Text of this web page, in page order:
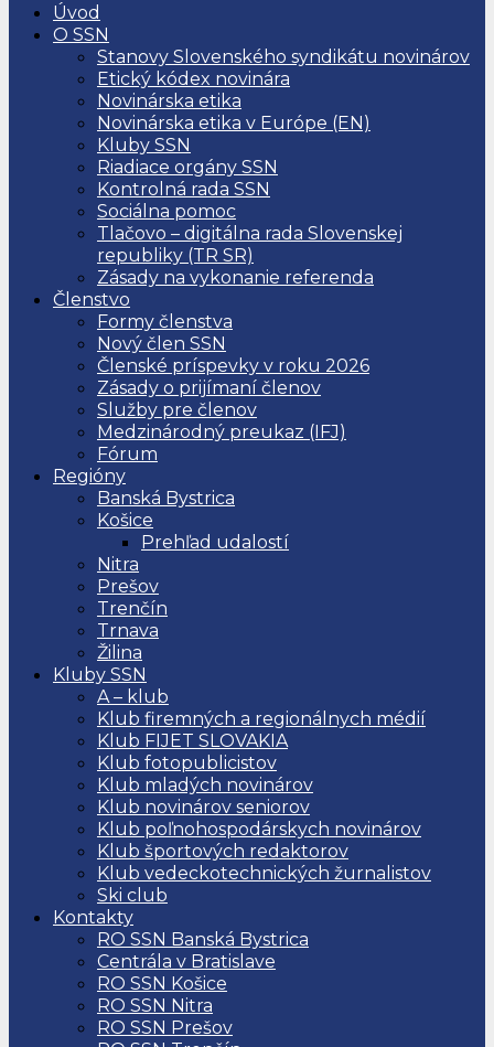
Úvod
O SSN
Stanovy Slovenského syndikátu novinárov
Etický kódex novinára
Novinárska etika
Novinárska etika v Európe (EN)
Kluby SSN
Riadiace orgány SSN
Kontrolná rada SSN
Sociálna pomoc
Tlačovo – digitálna rada Slovenskej
republiky (TR SR)
Zásady na vykonanie referenda
Členstvo
Formy členstva
Nový člen SSN
Členské príspevky v roku 2026
Zásady o prijímaní členov
Služby pre členov
Medzinárodný preukaz (IFJ)
Fórum
Regióny
Banská Bystrica
Košice
Prehľad udalostí
Nitra
Prešov
Trenčín
Trnava
Žilina
Kluby SSN
A – klub
Klub firemných a regionálnych médií
Klub FIJET SLOVAKIA
Klub fotopublicistov
Klub mladých novinárov
Klub novinárov seniorov
Klub poľnohospodárskych novinárov
Klub športových redaktorov
Klub vedeckotechnických žurnalistov
Ski club
Kontakty
RO SSN Banská Bystrica
Centrála v Bratislave
RO SSN Košice
RO SSN Nitra
RO SSN Prešov